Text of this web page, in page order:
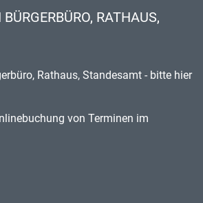
RATHAUS,
Rathaus, Standesamt - bitte hier
von Terminen im